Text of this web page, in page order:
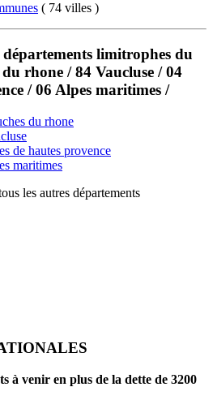
( 74 villes )
limitrophes du
rhone / 84 Vaucluse / 04
/ 06 Alpes maritimes /
du rhone
de hautes provence
maritimes
les autres départements
à venir en plus de la dette de 3200